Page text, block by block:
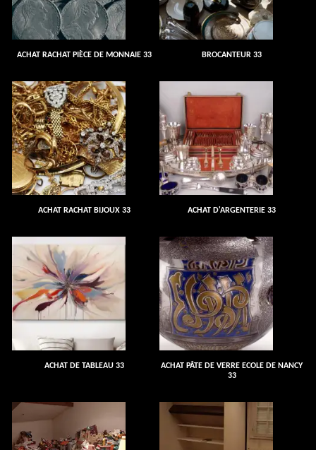
ACHAT RACHAT PIÈCE DE MONNAIE 33 BROCANTEUR 33
ACHAT RACHAT BIJOUX 33 ACHAT D'ARGENTERIE 33
ACHAT DE TABLEAU 33
ACHAT PÂTE DE VERRE ECOLE DE NANCY
33